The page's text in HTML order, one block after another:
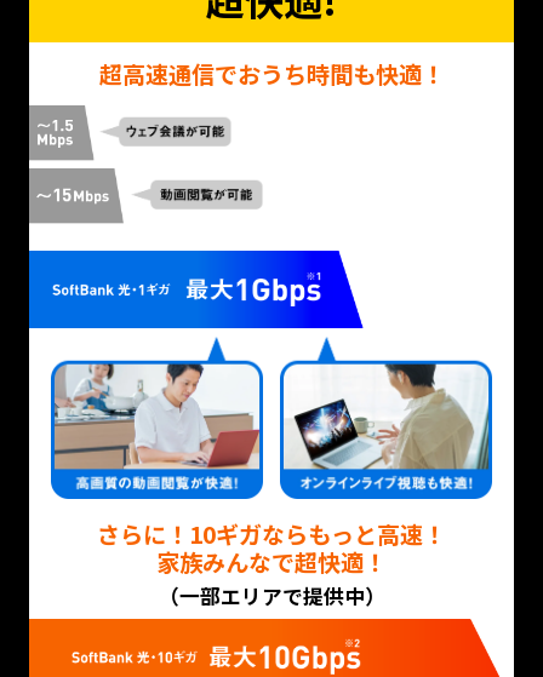
超高速通信でおうち時間も快適！
さらに！10ギガならもっと高速！
家族みんなで超快適！
（一部エリアで提供中）
新登場
新規申し込み専用
ビデオ通話
資料を見ながら
説明を受けられる！